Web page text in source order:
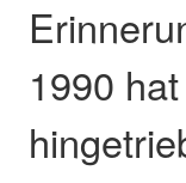
1990